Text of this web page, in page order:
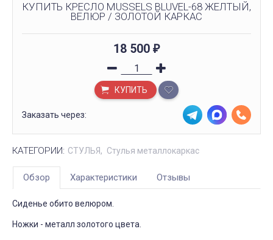
КУПИТЬ КРЕСЛО MUSSELS BLUVEL-68 ЖЕЛТЫЙ,
ВЕЛЮР / ЗОЛОТОЙ КАРКАС
18 500 ₽
КУПИТЬ
Заказать через:
КАТЕГОРИИ: СТУЛЬЯ Стулья металлокаркас
Обзор Характеристики Отзывы
Сиденье обито велюром.
Ножки - металл золотого цвета.